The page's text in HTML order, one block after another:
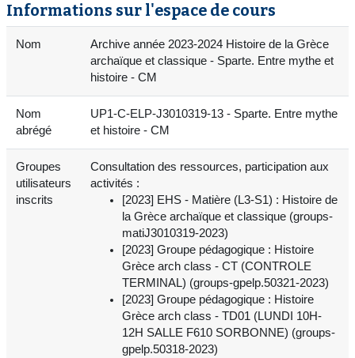
Informations sur l'espace de cours
Nom
Archive année 2023-2024 Histoire de la Grèce
archaïque et classique - Sparte. Entre mythe et
histoire - CM
Nom
abrégé
UP1-C-ELP-J3010319-13 - Sparte. Entre mythe
et histoire - CM
Groupes
utilisateurs
inscrits
Consultation des ressources, participation aux
activités :
[2023] EHS - Matière (L3-S1) : Histoire de
la Grèce archaïque et classique (groups-
matiJ3010319-2023)
[2023] Groupe pédagogique : Histoire
Grèce arch class - CT (CONTROLE
TERMINAL) (groups-gpelp.50321-2023)
[2023] Groupe pédagogique : Histoire
Grèce arch class - TD01 (LUNDI 10H-
12H SALLE F610 SORBONNE) (groups-
gpelp.50318-2023)